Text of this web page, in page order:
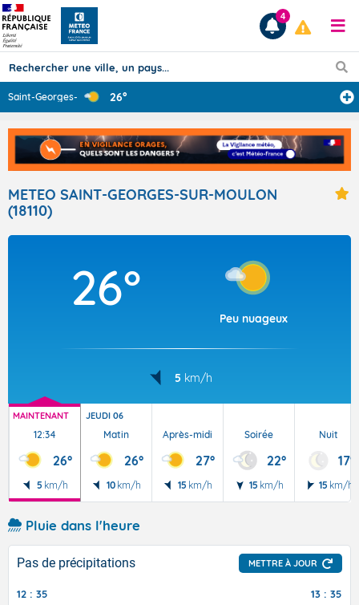
Prévisions
TOUS LES RÉSULTATS
4
Saint-Georges-s ... 26°
METEO SAINT-GEORGES-SUR-MOULON
(18110)
26°
Peu nuageux
5 km/h
MAINTENANT
12:34
26°
5 km/h
JEUDI 06
Matin
26°
10 km/h
Après-midi
27°
15 km/h
Soirée
22°
15 km/h
Nuit
17°
15 km/h
Pluie dans l'heure
Pas de précipitations METTRE À JOUR
12 : 35 13 : 35